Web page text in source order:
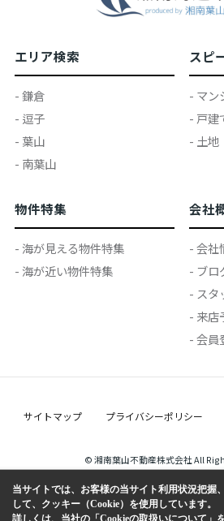
エリア検索
- 鎌倉
- 逗子
- 葉山
- 南葉山
スピ
- マン
- 戸建
- 土地
物件特集
- 海が見える物件特集
- 海が近い物件特集
会社
- 会社
- ブロ
- スタ
- 来店
- 会員
サイトマップ プライバシーポリシー
© 湘南葉山不動産株式会社 All
当サイトでは、お客様の当サイト利用状況把握
して、クッキー（Cookie）を使用しています。
詳しくは、当社の 「Cookieの取扱いについて」